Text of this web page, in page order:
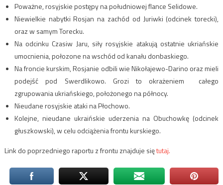
Poważne, rosyjskie postępy na południowej flance Selidowe.
Niewielkie nabytki Rosjan na zachód od Juriwki (odcinek torecki),
oraz w samym Torecku.
Na odcinku Czasiw Jaru, siły rosyjskie atakują ostatnie ukriańskie
umocnienia, połozone na wschód od kanału donbaskiego.
Na froncie kurskim, Rosjanie odbili wie Nikołajewo-Darino oraz mieli
podejść pod Swerdlikowo. Grozi to okrażeniem całego
zgrupowania ukriańskiego, położonego na północy.
Nieudane rosyjskie ataki na Płochowo.
Kolejne, nieudane ukraińskie uderzenia na Obuchowkę (odcinek
głuszkowski), w celu odciążenia frontu kurskiego.
Link do poprzedniego raportu z frontu znajduje siętutaj.